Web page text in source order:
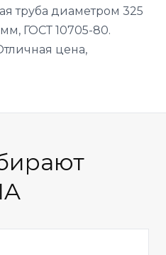
труба диаметром 325
ГОСТ 10705-80.
цена,